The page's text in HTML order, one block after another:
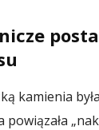
kamienia
powiązała